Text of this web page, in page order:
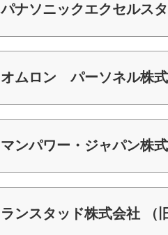
パナソニックエクセルス
オムロン パーソネル株
マンパワー・ジャパン株
ランスタッド株式会社 （